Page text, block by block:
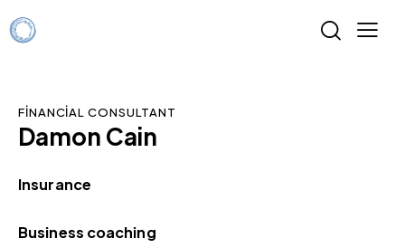
FINANCIAL CONSULTANT
Damon Cain
Insurance
Business coaching